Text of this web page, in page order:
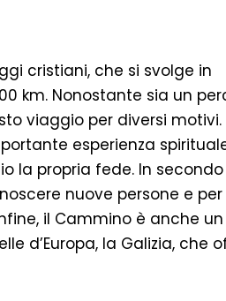
cristiani, che si svolge in
km. Nonostante sia un
viaggio per diversi motivi.
esperienza
la propria fede. In secondo
nuove persone e
il Cammino è anche un
d’Europa, la Galizia, che